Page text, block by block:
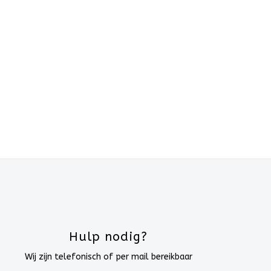
Hulp nodig?
Wij zijn telefonisch of per mail bereikbaar